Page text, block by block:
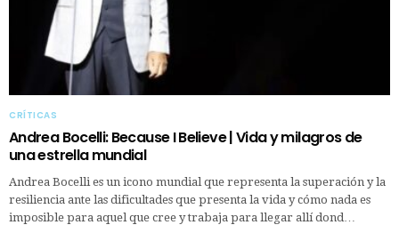
CRÍTICAS
Andrea Bocelli: Because I Believe | Vida y milagros de
una estrella mundial
Andrea Bocelli es un icono mundial que representa la superación y la
resiliencia ante las dificultades que presenta la vida y cómo nada es
imposible para aquel que cree y trabaja para llegar allí dond…